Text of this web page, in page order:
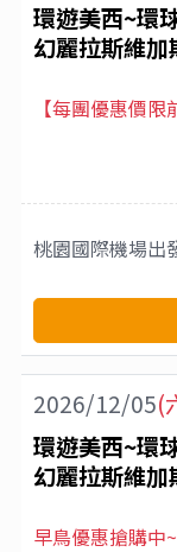
環遊美西~環
幻麗拉斯維
【每團優惠價限
桃園國際機場出
2026/12/05(
環遊美西~環
幻麗拉斯維
早鳥優惠搶購中